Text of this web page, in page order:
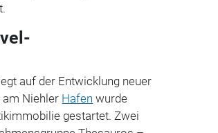
auf der Entwicklung neuer
Niehler Hafen wurde
gestartet. Zwei